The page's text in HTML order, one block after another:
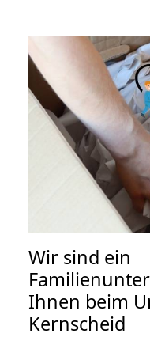
Wir sind ein
Ihnen beim
Kernscheid